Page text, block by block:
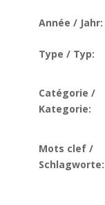
Année / Jahr:
Type / Typ:
Catégorie /
Kategorie:
Mots clef /
Schlagworte: